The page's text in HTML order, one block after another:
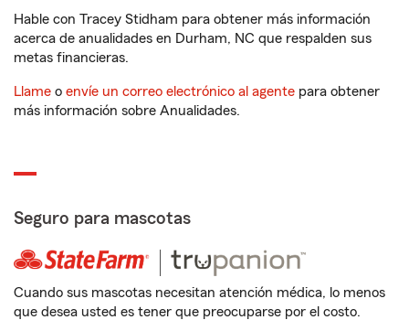
Hable con Tracey Stidham para obtener más información
acerca de anualidades en Durham, NC que respalden sus
metas financieras.
Llame o envíe un correo electrónico al agente para obtener
más información sobre Anualidades.
Seguro para mascotas
Cuando sus mascotas necesitan atención médica, lo menos
que desea usted es tener que preocuparse por el costo.